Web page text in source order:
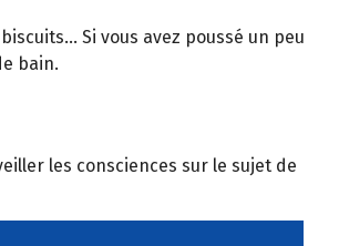
Si vous avez poussé un peu
bain.
les consciences sur le sujet de